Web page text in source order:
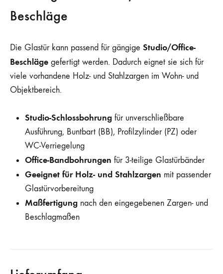
Beschläge
Die Glastür kann passend für gängige Studio/Office-
Beschläge gefertigt werden. Dadurch eignet sie sich für
viele vorhandene Holz- und Stahlzargen im Wohn- und
Objektbereich.
Studio-Schlossbohrung für unverschließbare
Ausführung, Buntbart (BB), Profilzylinder (PZ) oder
WC-Verriegelung
Office-Bandbohrungen für 3-teilige Glastürbänder
Geeignet für Holz- und Stahlzargen mit passender
Glastürvorbereitung
Maßfertigung nach den eingegebenen Zargen- und
Beschlagmaßen